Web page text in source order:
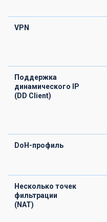
VPN
Поддержка
динамического IP
(DD Client)
DoH-профиль
Несколько точек
фильтрации
(NAT)